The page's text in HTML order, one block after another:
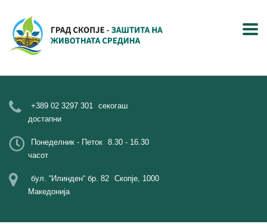
+389 02 3297 301 секогаш
достапни
Понеделник - Петок 8.30 - 16.30
часот
бул. “Илинден“ бр. 82 Скопје, 1000
Македонија